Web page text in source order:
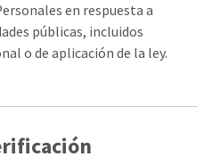
en respuesta a
públicas, incluidos
o de aplicación de la ley.